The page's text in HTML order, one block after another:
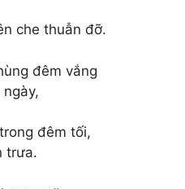
che thuẫn đỡ.
đêm vắng
đêm tối,
trưa.